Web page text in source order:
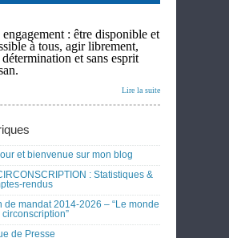
: être disponible et
à tous, agir librement,
et sans esprit
Lire la suite
et bienvenue sur mon blog
: Statistiques &
rendus
de mandat 2014-2026 – “Le monde
de Presse